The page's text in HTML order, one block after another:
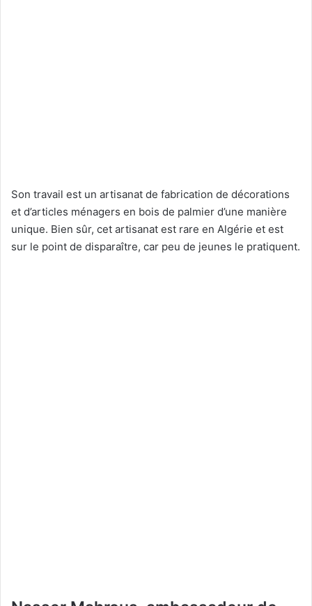
Son travail est un artisanat de fabrication de décorations
et d’articles ménagers en bois de palmier d’une manière
unique. Bien sûr, cet artisanat est rare en Algérie et est
sur le point de disparaître, car peu de jeunes le pratiquent.